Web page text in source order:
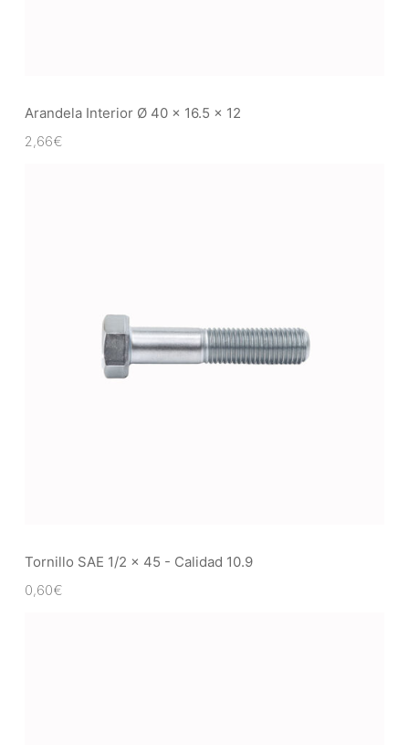
Arandela Interior Ø 40 x 16.5 x 12
2,66€
Tornillo SAE 1/2 x 45 - Calidad 10.9
0,60€